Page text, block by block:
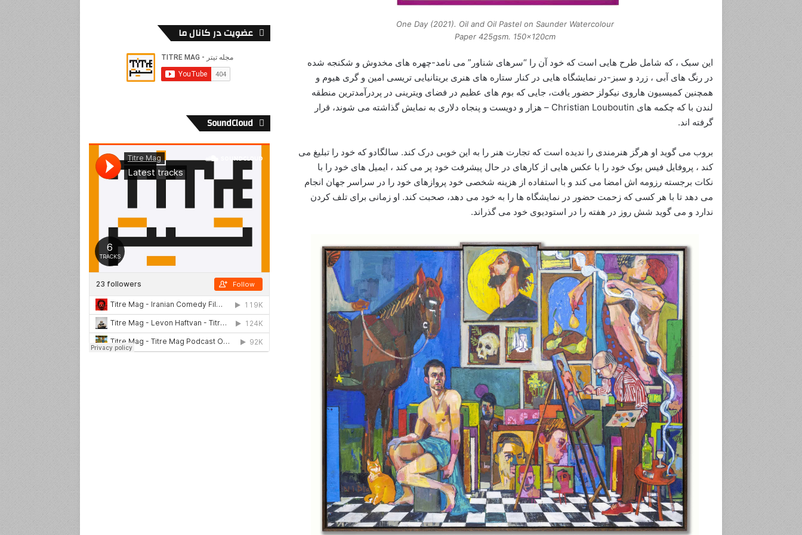
One Day (2021). Oil and Oil Pastel on Saunder Watercolour
Paper 425gsm. 150x120cm
این سبک ، که شامل طرح هایی است که خود آن را “سرهای شناور” می نامد-چهره های مخدوش و شکنجه شده
در رنگ های آبی ، زرد و سبز-در نمایشگاه هایی در کنار ستاره های هنری بریتانیایی تریسی امین و گری هیوم و
همچنین کمیسیون هاروی نیکولز حضور یافت، جایی که بوم های عظیم در فضای ویترینی در پردرآمدترین منطقه
لندن با که چکمه های Christian Louboutin – هزار و دویست و پنجاه دلاری به نمایش گذاشته می شوند، قرار
گرفته اند.
بروب می گوید او هرگز هنرمندی را ندیده است که تجارت هنر را به این خوبی درک کند. سالگادو که خود را تبلیغ می
کند ، پروفایل فیس بوک خود را با عکس هایی از کارهای در حال پیشرفت خود پر می کند ، ایمیل های خود را با
نکات برجسته رزومه اش امضا می کند و با استفاده از هزینه شخصی خود پروازهای خود را در سراسر جهان انجام
می دهد تا با هر کسی که زحمت حضور در نمایشگاه ها را به خود می دهد، صحبت کند. او زمانی برای تلف کردن
ندارد و می گوید شش روز در هفته را در استودیوی خود می گذراند.
عضویت در کانال ما
SoundCloud